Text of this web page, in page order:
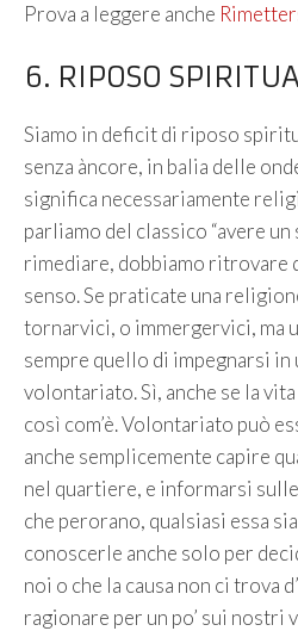
Prova a leggere anche
6. RIPOSO
Siamo in deficit di riposo
senza àncore, in balia delle
significa necessariamente
parliamo del classico “avere un
rimediare, dobbiamo ritrovare
senso. Se praticate una
tornarvici, o immergervici, ma
sempre quello di impegnarsi in
volontariato. Sì, anche se la
così com’è. Volontariato può
anche semplicemente capire
nel quartiere, e informarsi
che perorano, qualsiasi essa
conoscerle anche solo per
noi o che la causa non ci trova
ragionare per un po’ sui nostri